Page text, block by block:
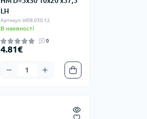
LH
Артикул: W08.050.12
В наявності
0
4.81€